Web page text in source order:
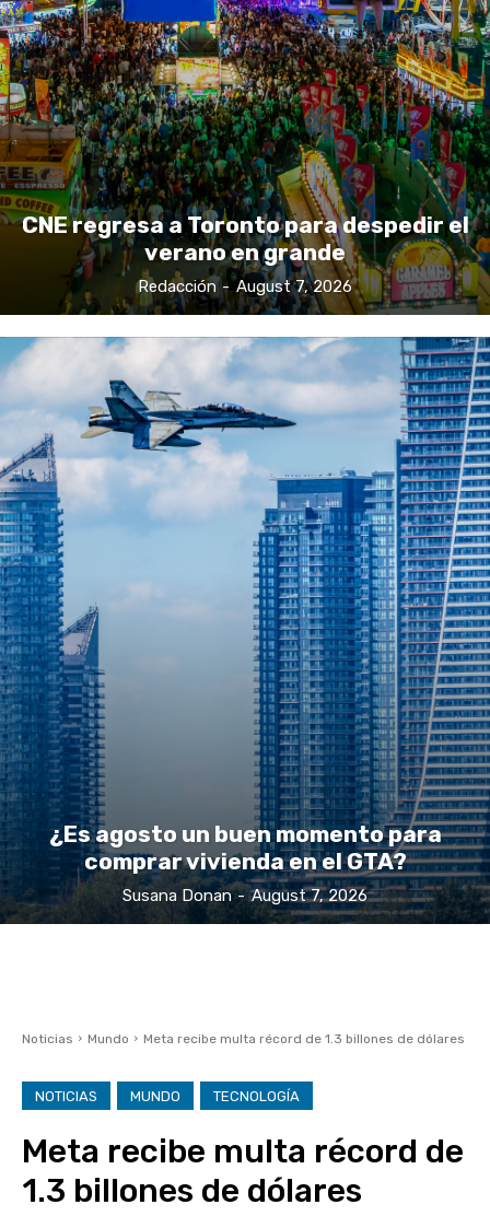
CNE regresa a Toronto para despedir el
verano en grande
Redacción - August 7, 2026
¿Es agosto un buen momento para
comprar vivienda en el GTA?
Susana Donan - August 7, 2026